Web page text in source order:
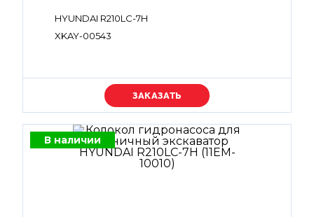
HYUNDAI R210LC-7H
XKAY-00543
Уточняйте цену
В наличии